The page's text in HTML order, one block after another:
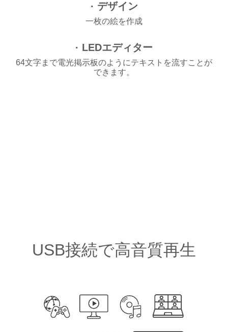
· デザイン
一枚の絵を作成
· LEDエディター
64文字まで電光掲示板のようにテキストを流すことが
できます。
USB接続で高音質再生